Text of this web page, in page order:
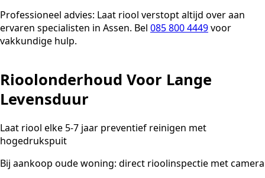
Professioneel advies: Laat riool verstopt altijd over aan
ervaren specialisten in Assen. Bel 085 800 4449voor
vakkundige hulp.
Rioolonderhoud Voor Lange
Levensduur
Laat riool elke 5-7 jaar preventief reinigen met
hogedrukspuit
Bij aankoop oude woning: direct rioolinspectie met camera